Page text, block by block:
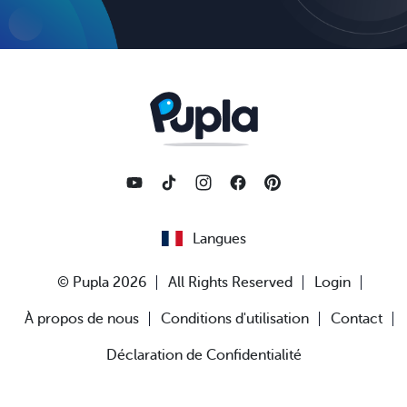
Langues
© Pupla 2026 All Rights Reserved Login
À propos de nous Conditions d'utilisation Contact
Déclaration de Confidentialité